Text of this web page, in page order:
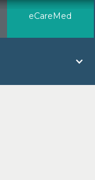
eCareMed